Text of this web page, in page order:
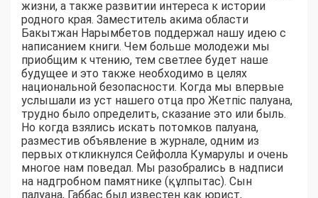
жизни, а также развитии интереса к истории
родного края. Заместитель акима области
Бакытжан Нарымбетов поддержал нашу идею с
написанием книги. Чем больше молодежи мы
приобщим к чтению, тем светлее будет наше
будущее и это также необходимо в целях
национальной безопасности. Когда мы впервые
услышали из уст нашего отца про Жетпіс палуана,
трудно было определить, сказание это или быль.
Но когда взялись искать потомков палуана,
разместив объявление в журнале, одним из
первых откликнулся Сейфолла Кумарулы и очень
многое нам поведал. Мы разобрались в надписи
на надгробном памятнике (құлпытас). Сын
палуана, Габбас был известен как юрист,